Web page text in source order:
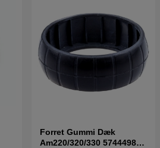
Forret Gummi Dæk
Am220/320/330 5744498-